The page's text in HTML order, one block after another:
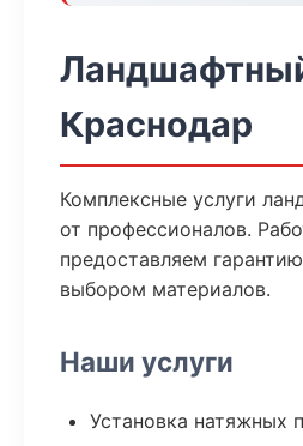
Краснодар
Комплексные услуги
от профессионалов.
предоставляем
выбором материалов.
Наши услуги
Установка натяжных